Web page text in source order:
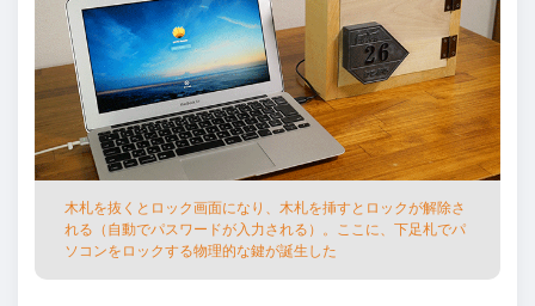
⽊札を抜くとロック画⾯になり、⽊札を挿すとロックが解除さ
れる（⾃動でパスワードが⼊⼒される）。ここに、下⾜札でパ
ソコンをロックする物理的な鍵が誕⽣した